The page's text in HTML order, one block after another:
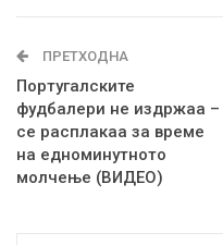
ПРЕТХОДНА
Португалските
фудбалери не издржаа –
се расплакаа за време
на едноминутното
молчење (ВИДЕО)